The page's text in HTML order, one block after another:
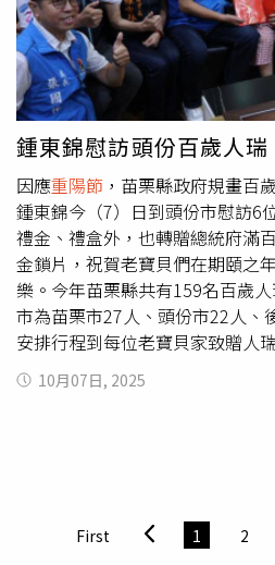
在彰化生活藝文館點鈔，並將公
總計1594萬4000元現金，逐一
別前往點鈔現場視察並慰問大家
課長吳澤生等人陪同下，前往大
線給長者，他親切地向每位長者
節。彰化市今年共有42位的百歲
片
鍾東錦慰訪頭份百歲人
因應重陽節 ，苗栗縣政府規畫百
鍾東錦今（7）日到頭份市慰訪6
禮金、禮盒外，也轉贈總統府滿
金鎖片，祝賀老寶貝們在期頤之
樂。今年苗栗縣共有159名百歲
市為苗栗市27人、頭份市22人、
安排行程到每位老寶貝家致贈人
敬老禮盒，並轉贈總統府滿百人
及家庭署金鎖片。今日鍾東錦在
縣府指出，每位老寶貝都神采奕
康狀況良好，能與縣長簡單應答
10月07日, 2025
First 1 2